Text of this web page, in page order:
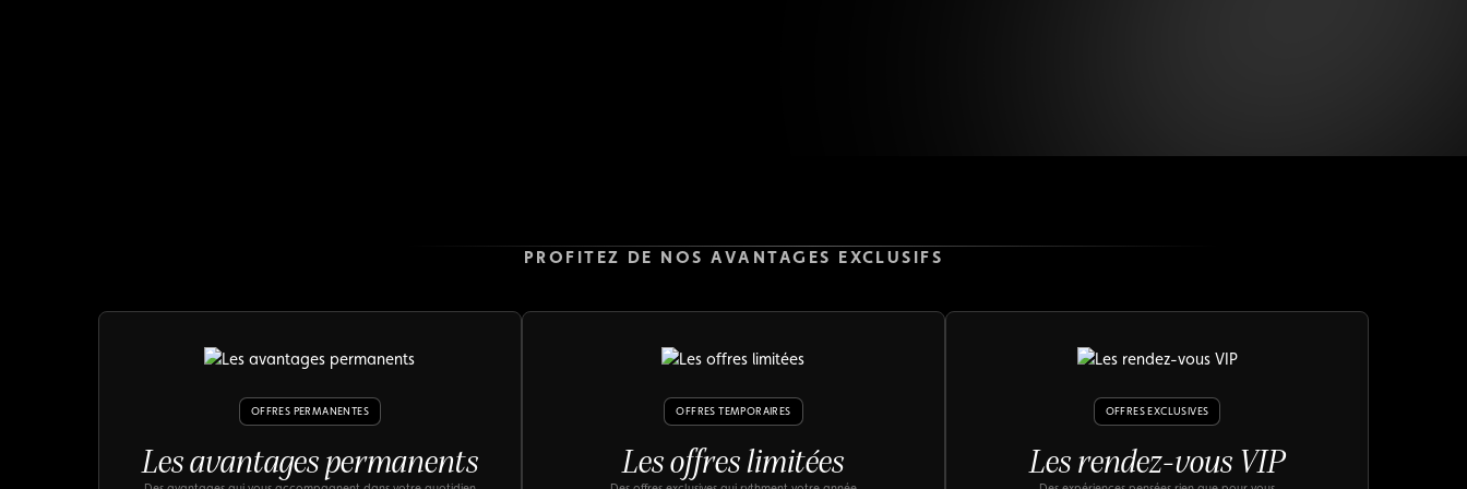
PROFITEZ DE NOS AVANTAGES EXCLUSIFS
OFFRES PERMANENTES
Les avantages permanents
OFFRES TEMPORAIRES
Les offres limitées
OFFRES EXCLUSIVES
Les rendez-vous VIP